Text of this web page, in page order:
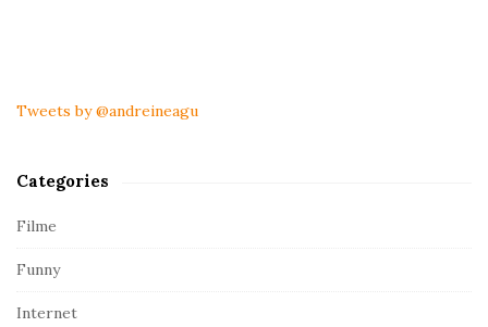
i
d
b
a
Tweets by @andreineagu
Categories
Filme
Funny
Internet